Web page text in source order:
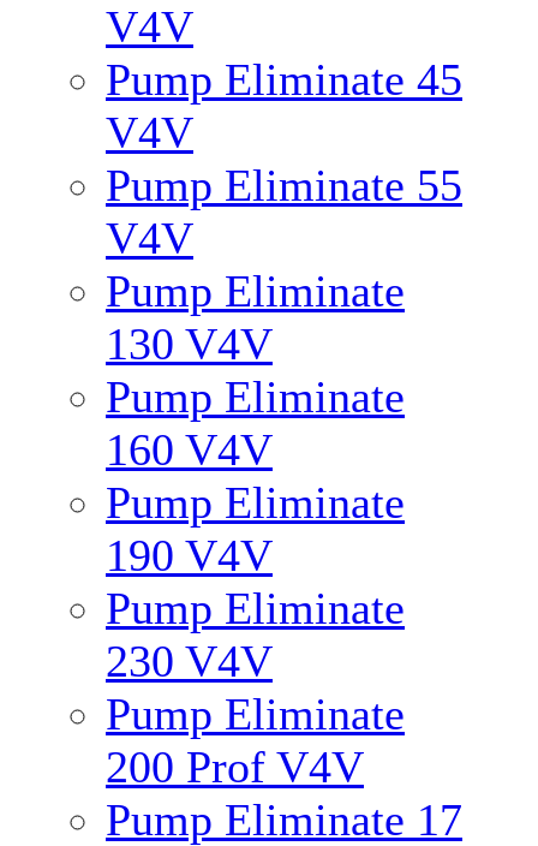
V4V
Pump Eliminate 45
V4V
Pump Eliminate 55
V4V
Pump Eliminate
130 V4V
Pump Eliminate
160 V4V
Pump Eliminate
190 V4V
Pump Eliminate
230 V4V
Pump Eliminate
200 Prof V4V
Pump Eliminate 17